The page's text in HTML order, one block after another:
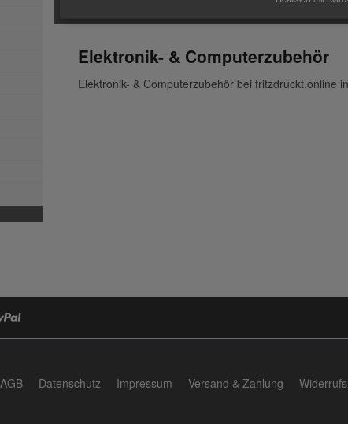
Elektronik- & Computerzubehör
Elektronik- & Computerzubehör bei fritzdruckt.online
AGB Datenschutz Impressum Versand & Zahlung